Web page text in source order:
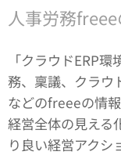
人事労務
「クラウドERP
務、稟議、クラウ
などのfreeeの情
経営全体の見える
り良い経営アクシ